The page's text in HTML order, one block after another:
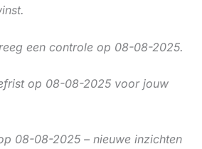
een controle op 08-08-2025.
op 08-08-2025 voor jouw
08-08-2025 – nieuwe inzichten